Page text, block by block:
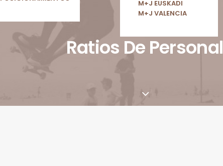
M+J EUSKADI
M+J VALENCIA
Ratios De Personal